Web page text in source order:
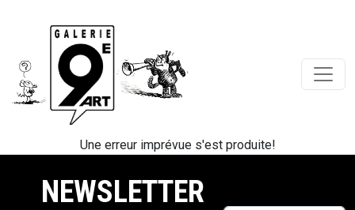
Une erreur imprévue s'est produite!
NEWSLETTER